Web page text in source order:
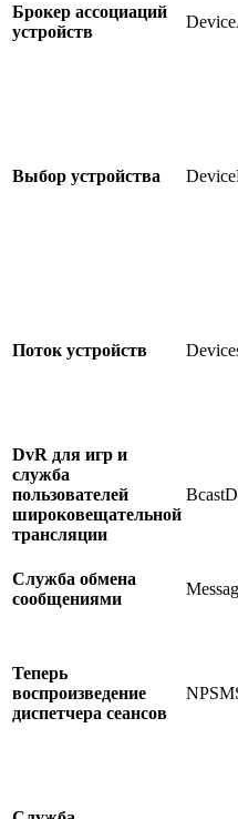
Брокер ассоциаций
устройств
Выбор устройства
Поток устройств
DvR для игр и
служба
пользователей
широковещательной
трансляции
Служба обмена
сообщениями
Теперь
воспроизведение
диспетчера сеансов